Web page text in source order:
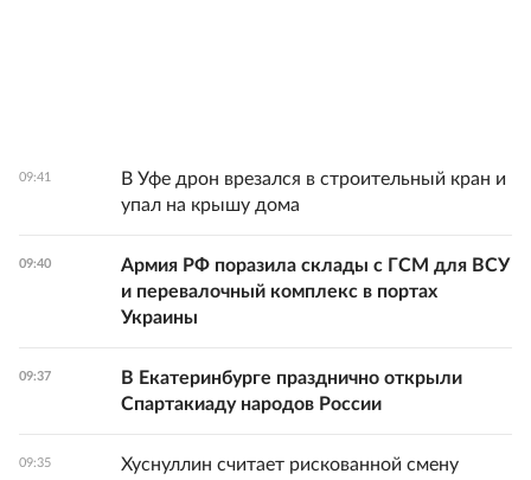
09:41
В Уфе дрон врезался в строительный кран и
упал на крышу дома
09:40
Армия РФ поразила склады с ГСМ для ВСУ
и перевалочный комплекс в портах
Украины
09:37
В Екатеринбурге празднично открыли
Спартакиаду народов России
09:35
Хуснуллин считает рискованной смену